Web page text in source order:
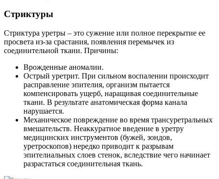
Стриктуры
Стриктура уретры – это сужение или полное перекрытие ее
просвета из-за срастания, появления перемычек из
соединительной ткани. Причины:
Врожденные аномалии.
Острый уретрит. При сильном воспалении происходит
расправление эпителия, организм пытается
компенсировать ущерб, наращивая соединительные
ткани. В результате анатомическая форма канала
нарушается.
Механическое повреждение во время трансуретральных
вмешательств. Неаккуратное введение в уретру
медицинских инструментов (бужей, зондов,
уретроскопов) нередко приводит к разрывам
эпителиальных слоев стенок, вследствие чего начинает
разрастаться соединительная ткань.